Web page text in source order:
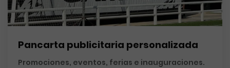
Pancarta publicitaria personalizada
Promociones, eventos, ferias e inauguraciones.